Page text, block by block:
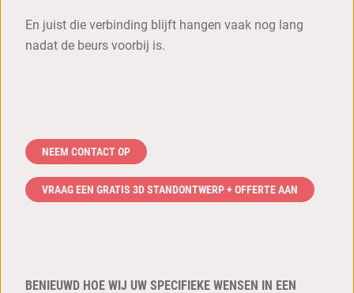
En juist die verbinding blijft hangen vaak nog lang
nadat de beurs voorbij is.
NEEM CONTACT OP
VRAAG EEN GRATIS 3D STANDONTWERP + OFFERTE AAN
BENIEUWD HOE WIJ UW SPECIFIEKE WENSEN IN EEN